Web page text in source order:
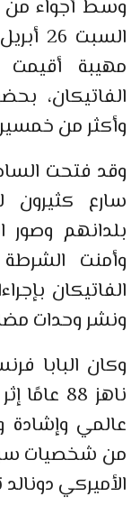
وسط أجواء من
مهيبة
الفاتيكان،
وأكثر من
وقد فتحت
سارع كثيرون
بلدانهم وصور
وأمنت الشرطة
الفاتيكان
ونشر وحدات
وكان البابا
ناهز 88
عالمي وإشادة
من شخصيات
الأميركي دونالد